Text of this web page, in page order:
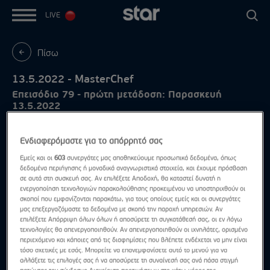
LIVE
Πίσω
13.5.2022 - MasterChef
Επεισόδιο 79 - πρώτη μετάδοση: Παρασκευή
13.5.2022
Ενδιαφερόμαστε για το απόρρητό σας
Εμείς και οι603 συνεργάτες μας αποθηκεύουμε προσωπικά δεδομένα, όπως
δεδομένα περιήγησης ή μοναδικά αναγνωριστικά στοιχεία, και έχουμε πρόσβαση
σε αυτά στη συσκευή σας. Αν επιλέξετε Αποδοχή, θα καταστεί δυνατή η
ενεργοποίηση τεχνολογιών παρακολούθησης προκειμένου να υποστηριχθούν οι
σκοποί που εμφανίζονται παρακάτω, για τους οποίους εμείς και οι συνεργάτες
μας επεξεργαζόμαστε τα δεδομένα με σκοπό την παροχή υπηρεσιών. Αν
επιλέξετε Απόρριψη όλων όλων ή αποσύρετε τη συγκατάθεσή σας, οι εν λόγω
τεχνολογίες θα απενεργοποιηθούν. Αν απενεργοποιηθούν οι ιχνηλάτες, ορισμένο
περιεχόμενο και κάποιες από τις διαφημίσεις που βλέπετε ενδέχεται να μην είναι
τόσο σχετικές με εσάς. Μπορείτε να επανεμφανίσετε αυτό το μενού για να
αλλάξετε τις επιλογές σας ή να αποσύρετε τη συναίνεσή σας ανά πάσα στιγμή